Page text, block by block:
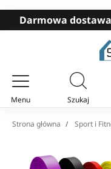
Darmowa
Menu Szukaj
Twój koszyk
Strona główna Sport i